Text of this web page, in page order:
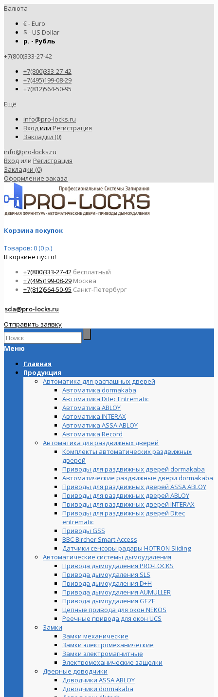
Валюта
€ - Euro
$ - US Dollar
р. - Рубль
+7(800)333-27-42
+7(800)333-27-42
+7(495)199-08-29
+7(812)564-50-95
Ещё
info@pro-locks.ru
Входили Регистрация
Закладки (0)
info@pro-locks.ru
Вход или Регистрация
Закладки (0)
Оформление заказа
Корзина покупок
Товаров: 0 (0 р.)
В корзине пусто!
+7(800)333-27-42 бесплатный
+7(495)199-08-29 Москва
+7(812)564-50-95 Санкт-Петербург
sda@pro-locks.ru
Отправить заявку
Меню
Главная
Продукция
Автоматика для распашных дверей
Автоматика dormakaba
Автоматика Ditec Entrematic
Автоматика ABLOY
Автоматика INTERAX
Автоматика ASSA ABLOY
Автоматика Record
Автоматика для раздвижных дверей
Комплекты автоматических раздвижных
дверей
Приводы для раздвижных дверей dormakaba
Автоматические раздвижные двери dormakaba
Приводы для раздвижных дверей ASSA ABLOY
Приводы для раздвижных дверей ABLOY
Приводы для раздвижных дверей INTERAX
Приводы для раздвижных дверей Ditec
entrematic
Приводы GSS
BBC Bircher Smart Access
Датчики сенсоры радары HOTRON Sliding
Автоматические системы дымоудаления
Привода дымоудаления PRO-LOCKS
Привода дымоудаления SLS
Привода дымоудаления D+H
Привода дымоудаления AUMÜLLER
Привода дымоудаления GEZE
Цепные привода для окон NEKOS
Реечные привода для окон UСS
Замки
Замки механические
Замки электромеханические
Замки электромагнитные
Электромеханические защелки
Дверные доводчики
Доводчики ASSA ABLOY
Доводчики dormakaba